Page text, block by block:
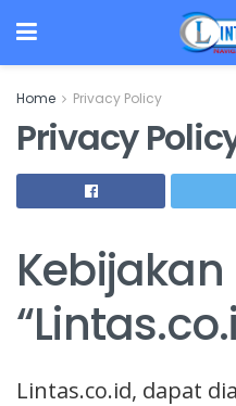
Home Privacy Policy
Privacy
Kebijakan
Lintas.co.id, dapat